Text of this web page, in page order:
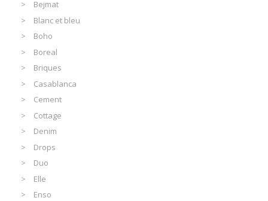
Bejmat
Blanc et bleu
Boho
Boreal
Briques
Casablanca
Cement
Cottage
Denim
Drops
Duo
Elle
Enso